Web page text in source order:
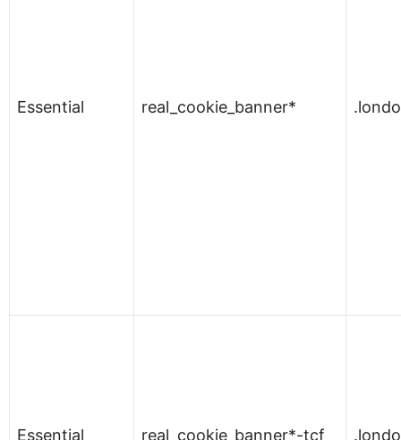
Essential real_cookie_banner*
Essential real_cookie_banner*-tcf